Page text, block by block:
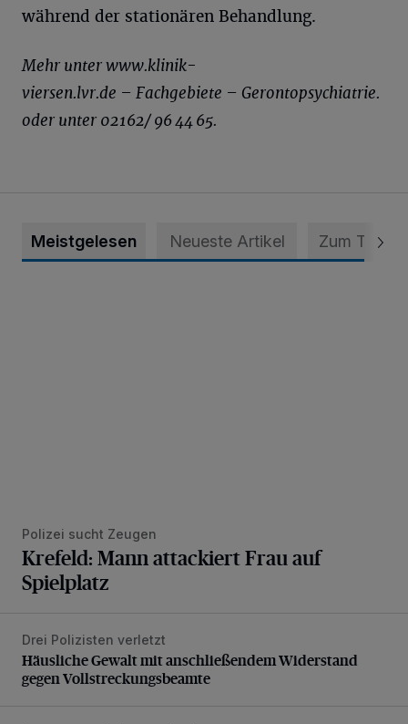
während der stationären Behandlung.
Mehr unter www.klinik-
viersen.lvr.de – Fachgebiete – Gerontopsychiatrie.
oder unter 02162/ 96 44 65.
Meistgelesen Neueste Artikel Zum Thema
Polizei sucht Zeugen
Krefeld: Mann attackiert Frau auf
Spielplatz
Häusliche Gewalt mit anschließendem Widerstand gegen
Drei Polizisten verletzt
Häusliche Gewalt mit anschließendem Widerstand
gegen Vollstreckungsbeamte